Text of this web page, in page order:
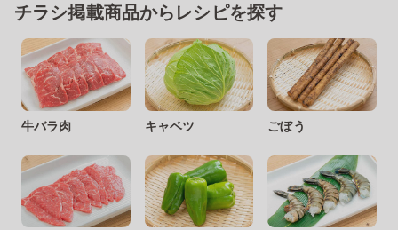
チラシ掲載商品からレシピを探す
牛バラ肉 キャベツ ごぼう